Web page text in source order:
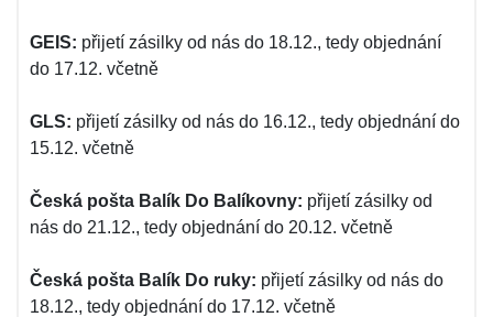
GEIS: přijetí zásilky od nás do 18.12., tedy objednání
do 17.12. včetně
GLS: přijetí zásilky od nás do 16.12., tedy objednání do
15.12. včetně
Česká pošta Balík Do Balíkovny: přijetí zásilky od
nás do 21.12., tedy objednání do 20.12. včetně
Česká pošta Balík Do ruky: přijetí zásilky od nás do
18.12., tedy objednání do 17.12. včetně